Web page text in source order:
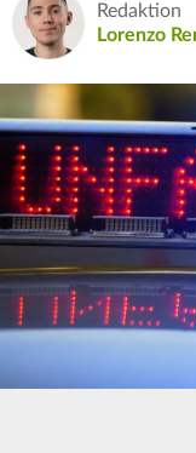
Redaktion
Lorenzo